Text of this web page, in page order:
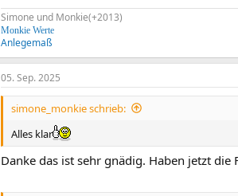
Simone und Monkie(+2013)
Monkie Werte
Anlegemaß
05. Sep. 2025
simone_monkie schrieb:
Alles klar
Danke das ist sehr gnädig. Haben jetzt